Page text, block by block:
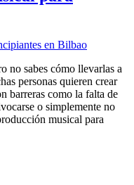
no sabes cómo llevarlas a
personas quieren crear
barreras como la falta de
o simplemente no
musical para